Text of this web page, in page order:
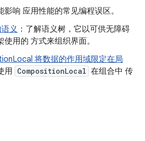
影响 应用性能的常见编程误区。
义 ：了解语义树，它以可供无障碍
用的 方式来组织界面。
将数据的作用域限定在局
用 CompositionLocal 在组合中 传